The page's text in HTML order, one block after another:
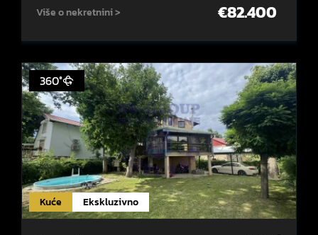
Više o nekretnini > €82.400
Kuće Ekskluzivno
360°